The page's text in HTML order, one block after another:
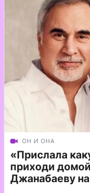
ОН И ОНА
«Прислала
приходи
Джанабаеву